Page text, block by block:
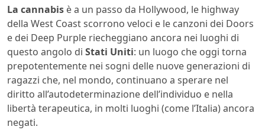
La cannabis è a un passo da Hollywood, le highway
della West Coast scorrono veloci e le canzoni dei Doors
e dei Deep Purple riecheggiano ancora nei luoghi di
questo angolo di Stati Uniti: un luogo che oggi torna
prepotentemente nei sogni delle nuove generazioni di
ragazzi che, nel mondo, continuano a sperare nel
diritto all’autodeterminazione dell’individuo e nella
libertà terapeutica, in molti luoghi (come l’Italia) ancora
negati.